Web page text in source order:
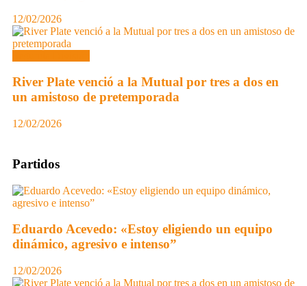
12/02/2026
River Plate venció a la Mutual por tres a dos en
un amistoso de pretemporada
12/02/2026
Partidos
Eduardo Acevedo: «Estoy eligiendo un equipo
dinámico, agresivo e intenso”
12/02/2026